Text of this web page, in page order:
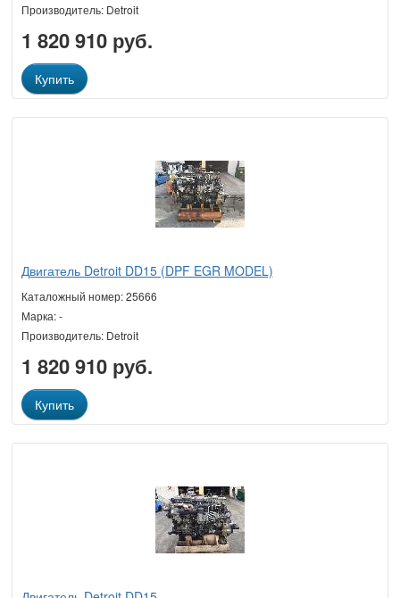
Производитель: Detroit
1 820 910 руб.
Купить
Двигатель Detroit DD15 (DPF EGR MODEL)
Каталожный номер: 25666
Марка: -
Производитель: Detroit
1 820 910 руб.
Купить